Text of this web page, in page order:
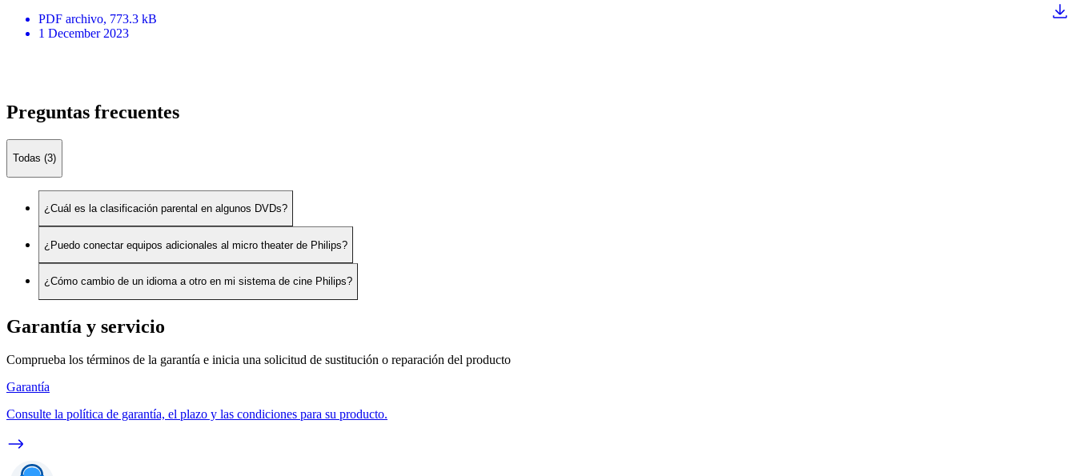
PDF archivo, 773.3 kB
1 December 2023
Preguntas frecuentes
Todas (3)
¿Cuál es la clasificación parental en algunos DVDs?
¿Puedo conectar equipos adicionales al micro theater de Philips?
¿Cómo cambio de un idioma a otro en mi sistema de cine Philips?
Garantía y servicio
Comprueba los términos de la garantía e inicia una solicitud de sustitución o reparación del producto
Garantía
Consulte la política de garantía, el plazo y las condiciones para su producto.